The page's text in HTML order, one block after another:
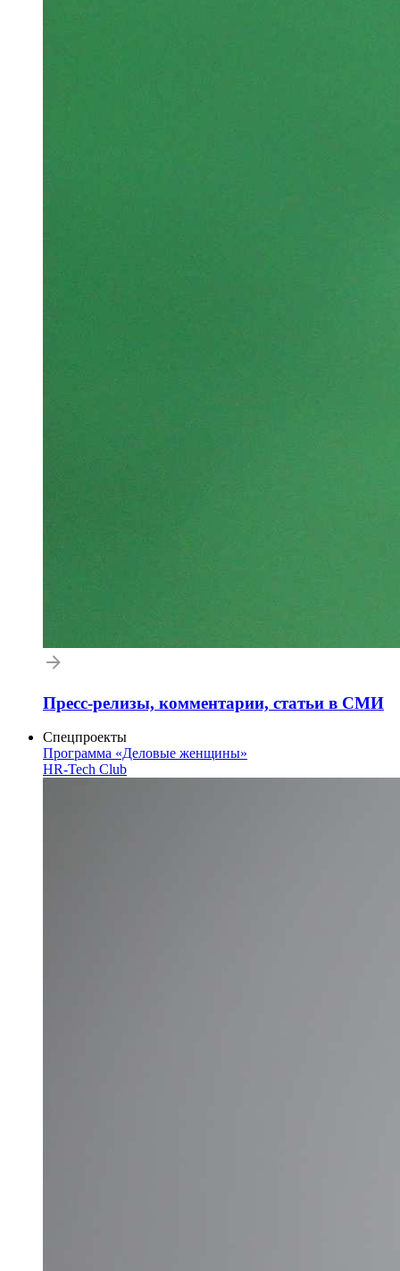
Пресс-релизы, комментарии, статьи в СМИ
Спецпроекты
Программа «Деловые женщины»
HR-Tech Club